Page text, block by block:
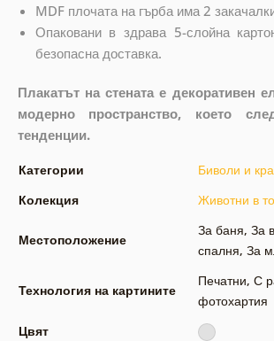
MDF плочата на гърба има 2
Опаковани в здрава 5-слойна
безопасна доставка.
Плакатът на стената е декоративен
модерно пространство, което
тенденции.
Категории
Биволи и
Колекция
Животни в
Местоположение
За баня, За
спалня, За
Технология на картините
Печатни, С
фотохартия
Цвят